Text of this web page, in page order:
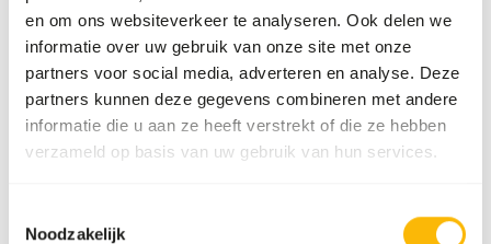
en om ons websiteverkeer te analyseren. Ook delen we
informatie over uw gebruik van onze site met onze
partners voor social media, adverteren en analyse. Deze
partners kunnen deze gegevens combineren met andere
informatie die u aan ze heeft verstrekt of die ze hebben
verzameld op basis van uw gebruik van hun services.
Noodzakelijk
Over dit product
Wisbroek CarniPower is a supplement for carnivores, such
as birds of prey, owls, cats, bears and reptiles. It is a tasty
powder that is added to prey animals, carcasses, meat and